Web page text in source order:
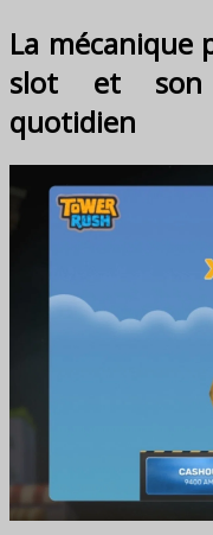
La mécanique
slot et son
quotidien